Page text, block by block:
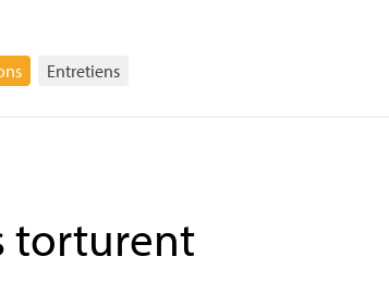
Entretiens
torturent